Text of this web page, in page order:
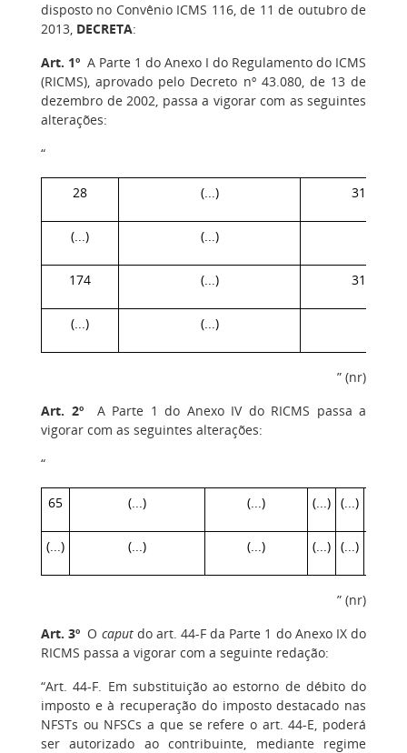
disposto no Convênio ICMS 116, de 11 de outubro de
2013, DECRETA:
Art. 1º A Parte 1 do Anexo I do Regulamento do ICMS
(RICMS), aprovado pelo Decreto nº 43.080, de 13 de
dezembro de 2002, passa a vigorar com as seguintes
alterações:
“
28 (...) 31/12/
(...) (...)
174 (...) 31/07/
(...) (...)
” (nr)
Art. 2ºA Parte 1 do Anexo IV do RICMS passa a
vigorar com as seguintes alterações:
“
65 (...) (...) (...) (...)
(...) (...) (...) (...) (...)
” (nr)
Art. 3º O caputdo art. 44-F da Parte 1 do Anexo IX do
RICMS passa a vigorar com a seguinte redação:
“Art. 44-F. Em substituição ao estorno de débito do
imposto e à recuperação do imposto destacado nas
NFSTs ou NFSCs a que se refere o art. 44-E, poderá
ser autorizado ao contribuinte, mediante regime